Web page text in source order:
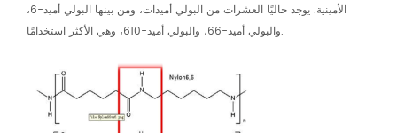
الأمينية. يوجد حاليًا العشرات من البولي أميدات، ومن بينها البولي أميد-6،
والبولي أميد-66، والبولي أميد-610، وهي الأكثر استخدامًا.